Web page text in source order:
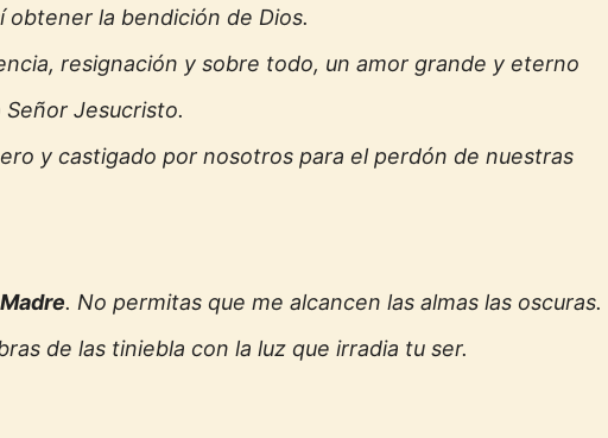
obtener la bendición de Dios.
resignación y sobre todo, un amor grande y eterno
Jesucristo.
y castigado por nosotros para el perdón de nuestras
. No permitas que me alcancen las almas las oscuras.
de las tiniebla con la luz que irradia tu ser.